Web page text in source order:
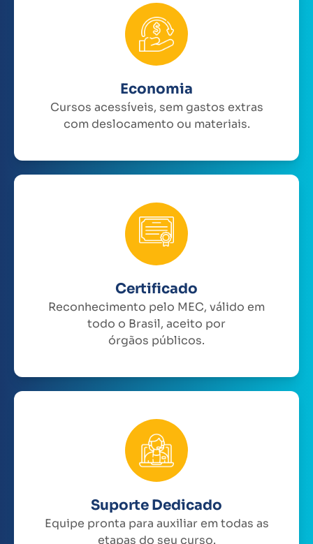
Economia
Cursos acessíveis, sem gastos extras
com deslocamento ou materiais.
Certificado
Reconhecimento pelo MEC, válido em
todo o Brasil, aceito por
órgãos públicos.
Suporte Dedicado
Equipe pronta para auxiliar em todas as
etapas do seu curso.